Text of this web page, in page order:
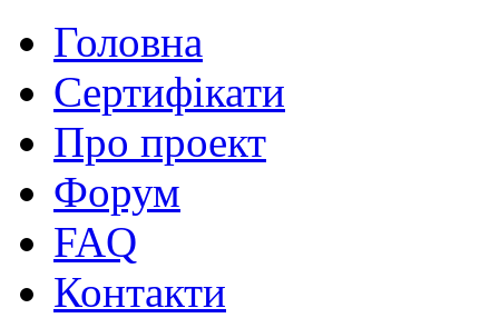
Головна
Сертифікати
Про проект
Форум
FAQ
Контакти